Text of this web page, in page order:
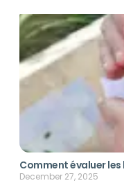
Comment évaluer
December 27, 2025